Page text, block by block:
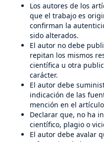
Los autores de los
que el trabajo es
confirman la
sido alterados.
El autor no debe
repitan los mismos
científica u otra
carácter.
El autor debe
indicación de las
mención en el
Declarar que, no ha
científico, plagio o
El autor debe avalar